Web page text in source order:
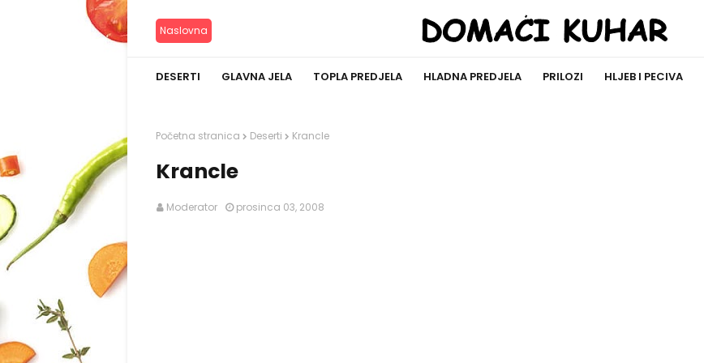
Naslovna
DESERTI GLAVNA JELA TOPLA PREDJELA HLADNA PREDJELA PRILOZI HLJEB I PECIVA
Početna stranica Deserti Krancle
Krancle
Moderator prosinca 03, 2008